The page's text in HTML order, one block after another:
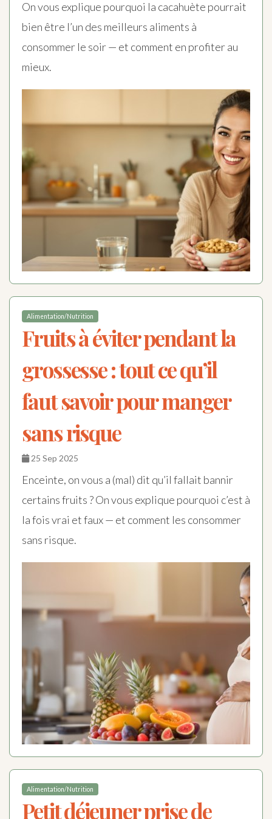
On vous explique pourquoi la cacahuète pourrait
bien être l’un des meilleurs aliments à
consommer le soir — et comment en profiter au
mieux.
Alimentation/Nutrition
Fruits à éviter pendant la
grossesse : tout ce qu’il
faut savoir pour manger
sans risque
25 Sep 2025
Enceinte, on vous a (mal) dit qu’il fallait bannir
certains fruits ? On vous explique pourquoi c’est à
la fois vrai et faux — et comment les consommer
sans risque.
Alimentation/Nutrition
Petit déjeuner prise de